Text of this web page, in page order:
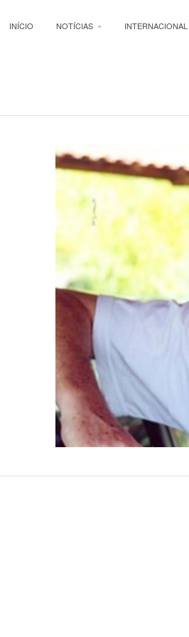
INÍCIO NOTÍCIAS INTERNACIONAL